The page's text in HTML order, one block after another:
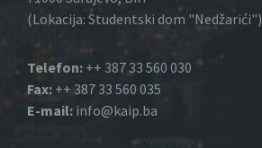
(Lokacija: Studentski dom "Nedžarići")
Telefon: ++ 387 33 560 030
Fax: ++ 387 33 560 035
E-mail: info@kaip.ba